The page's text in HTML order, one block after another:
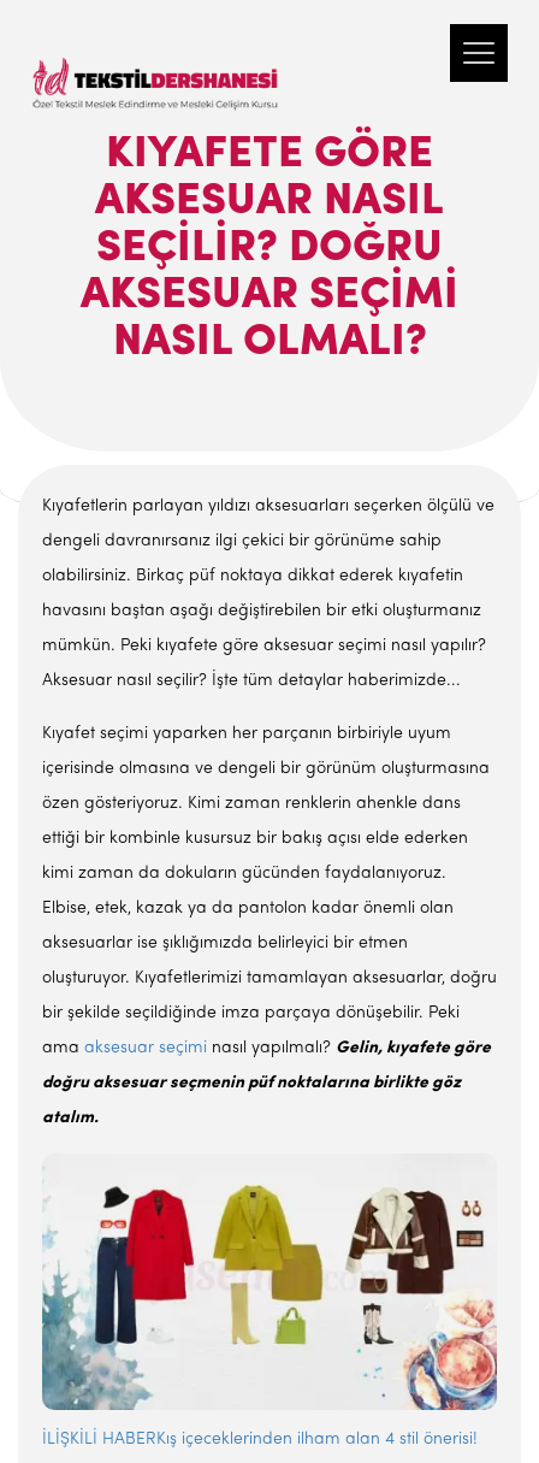
KIYAFETE GÖRE
AKSESUAR NASIL
SEÇILIR? DOĞRU
AKSESUAR SEÇIMI
NASIL OLMALI?
Kıyafetlerin parlayan yıldızı aksesuarları seçerken ölçülü ve
dengeli davranırsanız ilgi çekici bir görünüme sahip
olabilirsiniz. Birkaç püf noktaya dikkat ederek kıyafetin
havasını baştan aşağı değiştirebilen bir etki oluşturmanız
mümkün. Peki kıyafete göre aksesuar seçimi nasıl yapılır?
Aksesuar nasıl seçilir? İşte tüm detaylar haberimizde...
Kıyafet seçimi yaparken her parçanın birbiriyle uyum
içerisinde olmasına ve dengeli bir görünüm oluşturmasına
özen gösteriyoruz. Kimi zaman renklerin ahenkle dans
ettiği bir kombinle kusursuz bir bakış açısı elde ederken
kimi zaman da dokuların gücünden faydalanıyoruz.
Elbise, etek, kazak ya da pantolon kadar önemli olan
aksesuarlar ise şıklığımızda belirleyici bir etmen
oluşturuyor. Kıyafetlerimizi tamamlayan aksesuarlar, doğru
bir şekilde seçildiğinde imza parçaya dönüşebilir. Peki
ama aksesuar seçimi nasıl yapılmalı? Gelin, kıyafete göre
doğru aksesuar seçmenin püf noktalarına birlikte göz
atalım.
İLİŞKİLİ HABERKış içeceklerinden ilham alan 4 stil önerisi!